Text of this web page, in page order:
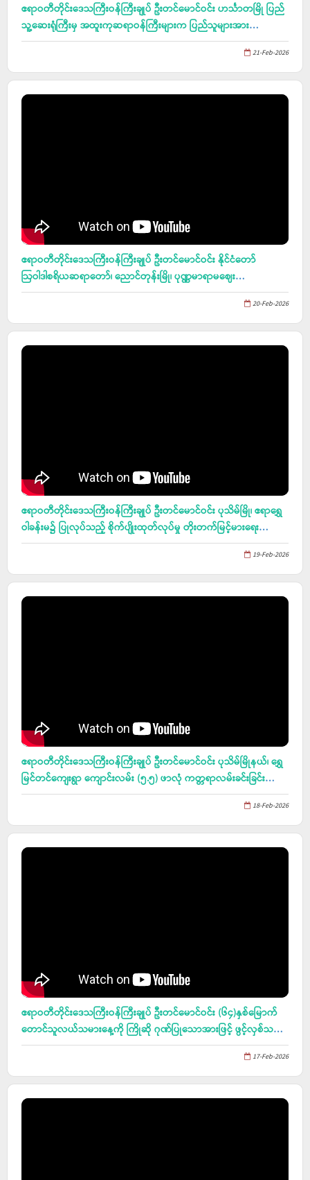
ဧရာဝတီတိုင်းဒေသကြီးဝန်ကြီးချုပ် ဦးတင်မောင်ဝင်း ဟင်္သာတမြို ပြည်
သူ့ဆေးရုံကြီးမှ အထူးကုဆရာဝန်ကြီးများက ပြည်သူများအား
ကျန်းမာရေးစောင့်ရှောက် ပေးနေမှုများအား ကြည့်ရှုအားပေး၊ Grade-12
သင် ဆရာ၊ ဆရာမများ၊ ကျောင်းသား/သူများနှင့် တွေ့ဆုံပွဲသို တက်
ရောက်၊ ထူးကြီးမြို ဝါဆိုမဟာစည် သာသနာ့ရိပ်သာကျောင်းတိုက်
ဆရာတော်အား ဖူးမြော်၊ နေကြာစိုက်ခင်းများအား ကြည့်ရှုအားပေး
21-Feb-2026
ဧရာဝတီတိုင်းဒေသကြီးဝန်ကြီးချုပ် ဦးတင်မောင်ဝင်း နိုင်ငံတော်
ဩဝါဒါစရိယဆရာတော်၊ ညောင်တုန်းမြို၊ ပုဏ္ဏမာရာမဈေး
ကျောင်းတိုက် ဦးစီးပဓာနနာယက ဘဒ္ဒန္တ ဩသဓာဘိဝံသ (အဘိဓဇ
မဟာရဋ္ဌဂုရု၊ အဘိဓဇအဂ္ဂမဟာ သဒ္ဓမ္မဇောတိက) မဟာထေရ်မြတ်
ကြီး၏ စံကျောင်းတော်ပင့် ထီးဖြူတော်ဖွင့် သာဓုကီဠနပူဇာသဘင်
အခမ်းအနားသို တက်ရောက်၊ ရန်ကုန်-ပုသိမ်လမ်း အဆင့်မြှင့်တင်ခြင်း
20-Feb-2026
ဧရာဝတီတိုင်းဒေသကြီးဝန်ကြီးချုပ် ဦးတင်မောင်ဝင်း ပုသိမ်မြို၊ ဧရာရွှေ
ဝါခန်းမ၌ ပြုလုပ်သည့် စိုက်ပျိုးထုတ်လုပ်မှု တိုးတက်မြင့်မားရေး
လုပ်ငန်းညှိနှိင်းအစည်းအဝေးတက်ရောက်
19-Feb-2026
ဧရာဝတီတိုင်းဒေသကြီးဝန်ကြီးချုပ် ဦးတင်မောင်ဝင်း ပုသိမ်မြိုနယ်၊ ရွှေ
မြင်တင်ကျေးရွာ ကျောင်းလမ်း (၅.၅) ဖာလုံ ကတ္တရာလမ်းခင်းခြင်း
လုပ်ငန်းများ၊ (၆၄)နှစ်မြောက် တောင်သူလယ်သမားနေ့ အခမ်းအနား
ကျင်းပ ပြုလုပ်မည့် ပုသိမ်မြိုနယ်၊ မရမ်းချောင်းကျေးရွာကွင်း၊ ဖူဆယ်
အားကစားရုံ အဆောက်အဦ ဆောက်လုပ်နေမှုနှင့် ကန်သုံးဆင့် အပန်း
ဖြေယျာဉ်များအား သွားရောက်ကြည့်ရှုစစ်ဆေး Ayeyarwady Region
18-Feb-2026
ဧရာဝတီတိုင်းဒေသကြီးဝန်ကြီးချုပ် ဦးတင်မောင်ဝင်း (၆၄)နှစ်မြောက်
တောင်သူလယ်သမားနေ့ကို ကြိုဆို ဂုဏ်ပြုသောအားဖြင့် ဖွင့်လှစ်သည့်
ငပုတောမြို့နယ်၊ ဟိုင်းကြီးကျွန်းမြို့၊ ခမောက်မော်ကျေးရွာ ကွန်ကရစ်
လမ်းသစ်ဖွင့်ပွဲ အခမ်းအနားသို့ တက်ရောက်၊ ညောင်တုန်းမြို့၊ ပုဏ္ဏမာ
ရာမဈေး ကျောင်းတိုက်ဦးစီးပဓာန နာယက၊ နိုင်ငံတော်ဩဝါဒါစရိယ၊
အဘိဓဇမဟာရဋ္ဌဂုရု၊ အဘိဓဇ အဂ္ဂမဟာ သဒ္ဓမ္မဇောတိက၊
17-Feb-2026